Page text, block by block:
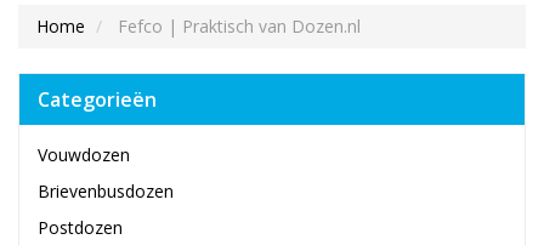
Home
Fefco | Praktisch van Dozen.nl
Categorieën
Vouwdozen
Brievenbusdozen
Postdozen